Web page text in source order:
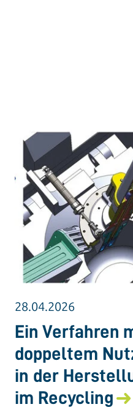
28.04.2026
Ein Verfahren
doppeltem
in der
im Recycling